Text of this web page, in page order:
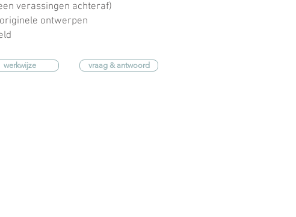
verassingen achteraf)
ontwerpen
werkwijze vraag & antwoord